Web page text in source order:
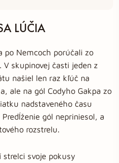
LÚČIA
po Nemcoch porúčali zo
V skupinovej časti jeden z
našiel len raz kľúč na
ale na gól Codyho Gakpa zo
nadstaveného času
gól nepriniesol, a
rozstrelu.
strelci svoje pokusy